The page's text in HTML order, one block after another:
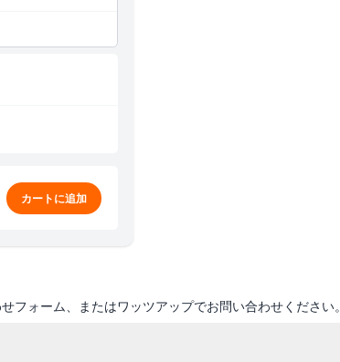
カートに追加
ォーム、またはワッツアップでお問い合わせください。